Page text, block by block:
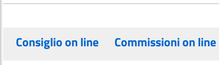
Consiglio on line Commissioni on line